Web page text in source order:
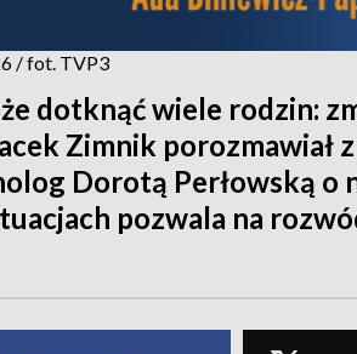
/ fot. TVP3
dotknąć wiele rodzin:
Zimnik porozmawiał
Dorotą Perłowską o
pozwala na